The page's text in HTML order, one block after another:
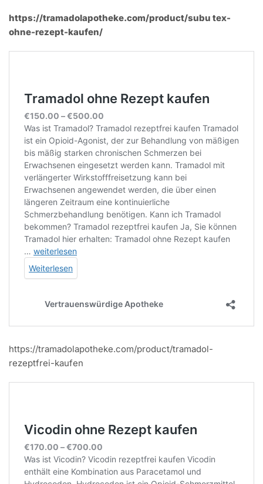
https://tramadolapotheke.com/product/subu tex-
ohne-rezept-kaufen/
https://tramadolapotheke.com/product/tramadol-
rezeptfrei-kaufen